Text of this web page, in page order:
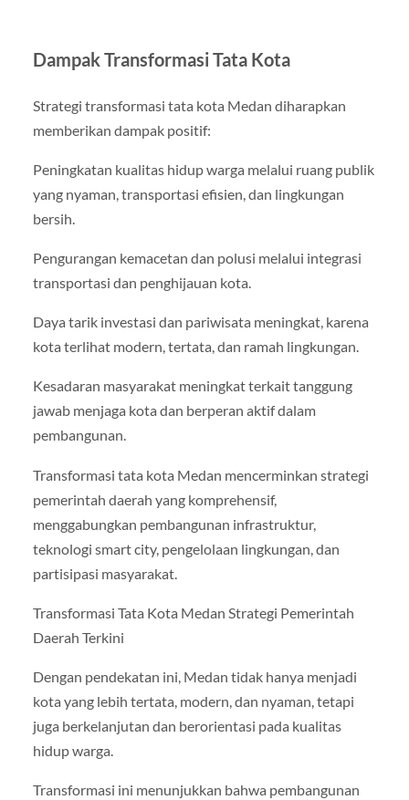
Dampak Transformasi Tata Kota
Strategi transformasi tata kota Medan diharapkan
memberikan dampak positif:
Peningkatan kualitas hidup warga melalui ruang publik
yang nyaman, transportasi efisien, dan lingkungan
bersih.
Pengurangan kemacetan dan polusi melalui integrasi
transportasi dan penghijauan kota.
Daya tarik investasi dan pariwisata meningkat, karena
kota terlihat modern, tertata, dan ramah lingkungan.
Kesadaran masyarakat meningkat terkait tanggung
jawab menjaga kota dan berperan aktif dalam
pembangunan.
Transformasi tata kota Medan mencerminkan strategi
pemerintah daerah yang komprehensif,
menggabungkan pembangunan infrastruktur,
teknologi smart city, pengelolaan lingkungan, dan
partisipasi masyarakat.
Transformasi Tata Kota Medan Strategi Pemerintah
Daerah Terkini
Dengan pendekatan ini, Medan tidak hanya menjadi
kota yang lebih tertata, modern, dan nyaman, tetapi
juga berkelanjutan dan berorientasi pada kualitas
hidup warga.
Transformasi ini menunjukkan bahwa pembangunan